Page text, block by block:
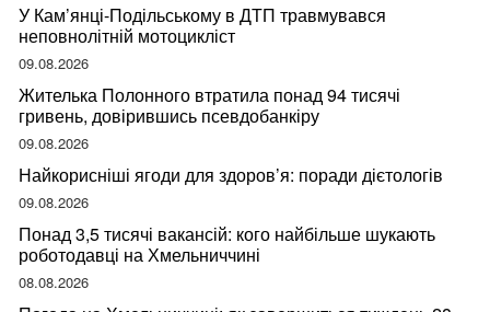
У Кам’янці-Подільському в ДТП травмувався
неповнолітній мотоцикліст
09.08.2026
Жителька Полонного втратила понад 94 тисячі
гривень, довірившись псевдобанкіру
09.08.2026
Найкорисніші ягоди для здоров’я: поради дієтологів
09.08.2026
Понад 3,5 тисячі вакансій: кого найбільше шукають
роботодавці на Хмельниччині
08.08.2026